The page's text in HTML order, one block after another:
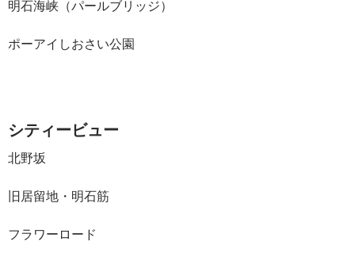
明石海峡（パールブリッジ）
ポーアイしおさい公園
シティービュー
北野坂
旧居留地・明石筋
フラワーロード